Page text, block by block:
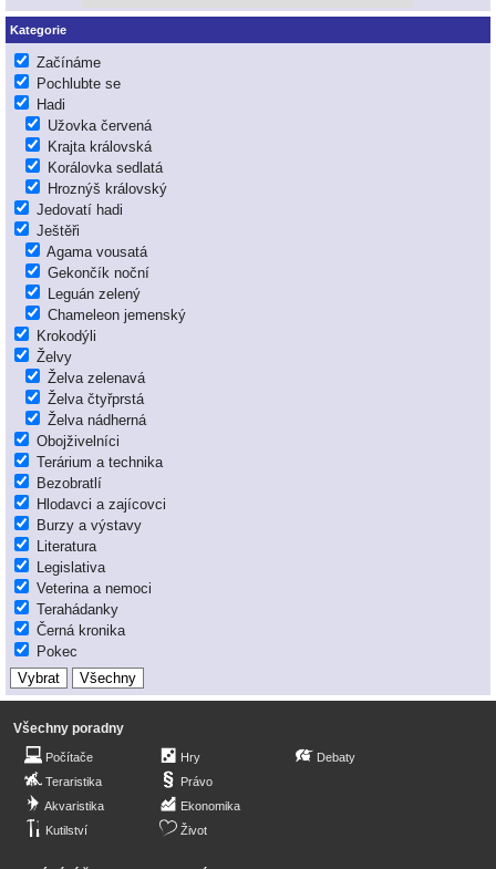
Kategorie
Začínáme
Pochlubte se
Hadi
Užovka červená
Krajta královská
Korálovka sedlatá
Hroznýš královský
Jedovatí hadi
Ještěři
Agama vousatá
Gekončík noční
Leguán zelený
Chameleon jemenský
Krokodýli
Želvy
Želva zelenavá
Želva čtyřprstá
Želva nádherná
Obojživelníci
Terárium a technika
Bezobratlí
Hlodavci a zajícovci
Burzy a výstavy
Literatura
Legislativa
Veterina a nemoci
Terahádanky
Černá kronika
Pokec
Všechny poradny
Počítače
Teraristika
Akvaristika
Kutilství
Hry
Právo
Ekonomika
Život
Debaty